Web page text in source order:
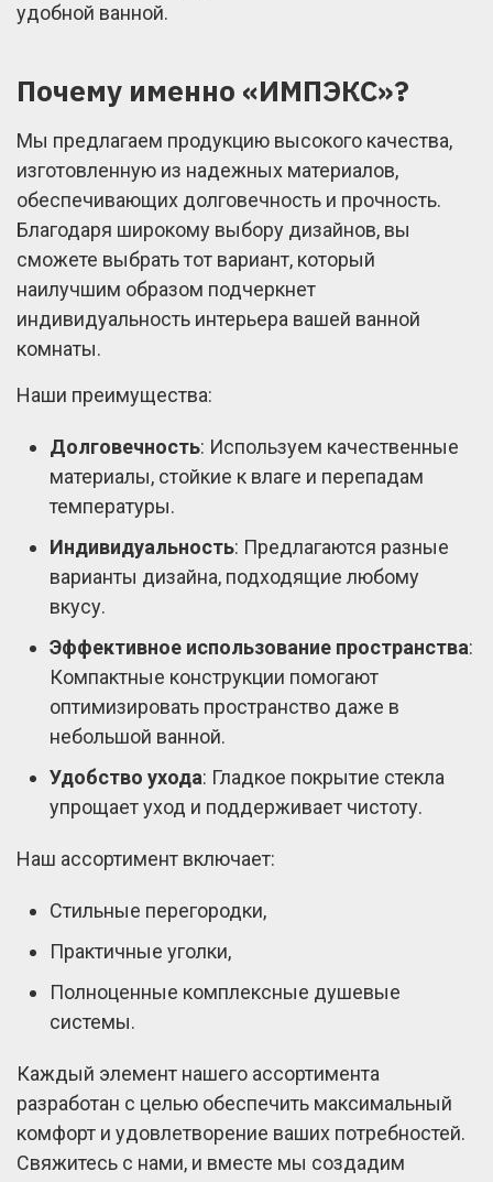
удобной ванной.
Почему именно «ИМПЭКС»?
Мы предлагаем продукцию высокого качества,
изготовленную из надежных материалов,
обеспечивающих долговечность и прочность.
Благодаря широкому выбору дизайнов, вы
сможете выбрать тот вариант, который
наилучшим образом подчеркнет
индивидуальность интерьера вашей ванной
комнаты.
Наши преимущества:
Долговечность: Используем качественные
материалы, стойкие к влаге и перепадам
температуры.
Индивидуальность: Предлагаются разные
варианты дизайна, подходящие любому
вкусу.
Эффективное использование пространства:
Компактные конструкции помогают
оптимизировать пространство даже в
небольшой ванной.
Удобство ухода: Гладкое покрытие стекла
упрощает уход и поддерживает чистоту.
Наш ассортимент включает:
Стильные перегородки,
Практичные уголки,
Полноценные комплексные душевые
системы.
Каждый элемент нашего ассортимента
разработан с целью обеспечить максимальный
комфорт и удовлетворение ваших потребностей.
Свяжитесь с нами, и вместе мы создадим